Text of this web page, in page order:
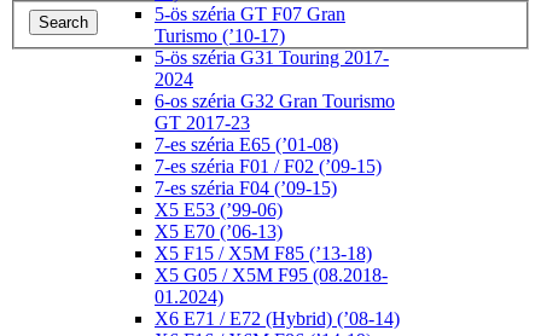
Search
5-ös széria GT F07 Gran
Turismo (’10-17)
5-ös széria G31 Touring 2017-
2024
6-os széria G32 Gran Tourismo
GT 2017-23
7-es széria E65 (’01-08)
7-es széria F01 / F02 (’09-15)
7-es széria F04 (’09-15)
X5 E53 (’99-06)
X5 E70 (’06-13)
X5 F15 / X5M F85 (’13-18)
X5 G05 / X5M F95 (08.2018-
01.2024)
X6 E71 / E72 (Hybrid) (’08-14)